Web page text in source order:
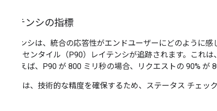
レイテンシの指標
レイテンシは、統合の応答性がエンドユーザーにどのように
90 パーセンタイル（P90）レイテンシが追跡されます。これ
（たとえば、P90 が 800 ミリ秒の場合、リクエストの 90% が
Google は、技術的な精度を確保するため、ステータス チェ